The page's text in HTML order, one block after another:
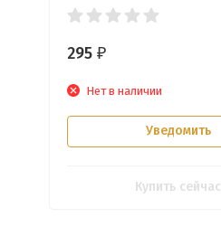
295 ₽
Нет в наличии
Уведомить
Купить сейчас